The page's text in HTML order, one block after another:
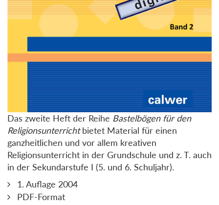
Das zweite Heft der Reihe Bastelbögen für den
Religionsunterrichtbietet Material für einen
ganzheitlichen und vor allem kreativen
Religionsunterricht in der Grundschule und z. T. auch
in der Sekundarstufe I (5. und 6. Schuljahr).
1. Auflage 2004
PDF-Format